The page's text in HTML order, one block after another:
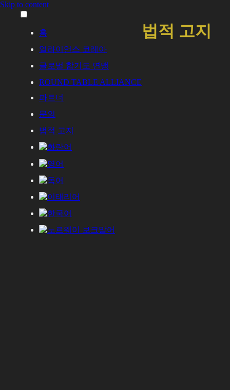
Skip to content
홈
얼라이언스 코레아
글로벌 합기도 연맹
ROUND TABLE ALLIANCE
파트너
문의
법적 고지
법적 고지